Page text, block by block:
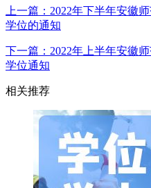
上一篇：2022年下半年安徽
学位的通知
下一篇：2022年上半年安徽
学位通知
相关推荐